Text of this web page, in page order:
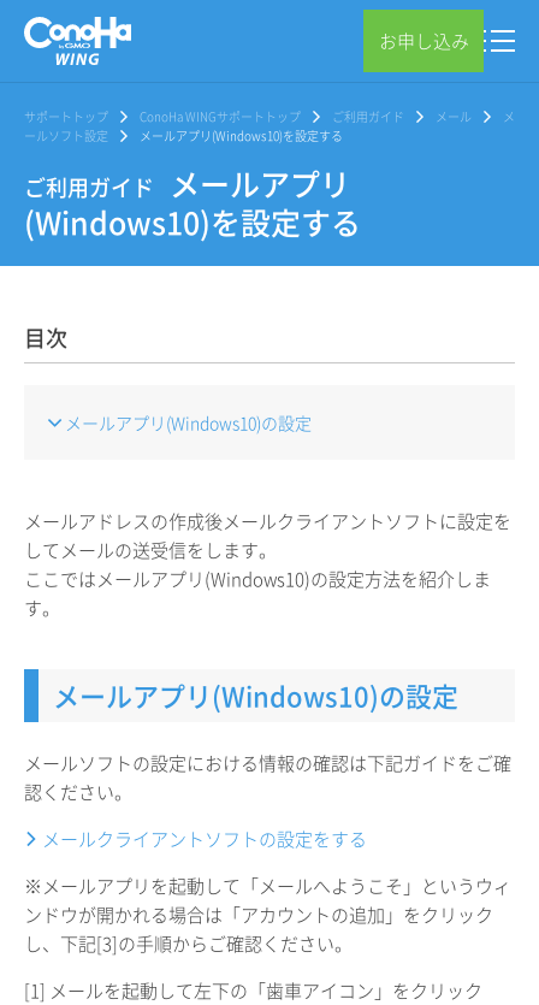
お申し込み
サポートトップ ConoHa WINGサポートトップ ご利用ガイド メール
メ
ールソフト設定
メールアプリ(Windows10)を設定する
ご利用ガイド
メールアプリ
(Windows10)を設定する
目次
メールアプリ(Windows10)の設定
メールアドレスの作成後メールクライアントソフトに設定を
してメールの送受信をします。
ここではメールアプリ(Windows10)の設定方法を紹介しま
す。
メールアプリ(Windows10)の設定
メールソフトの設定における情報の確認は下記ガイドをご確
認ください。
メールクライアントソフトの設定をする
※メールアプリを起動して「メールへようこそ」というウィ
ンドウが開かれる場合は「アカウントの追加」をクリック
し、下記[3]の手順からご確認ください。
[1] メールを起動して左下の「歯車アイコン」をクリック